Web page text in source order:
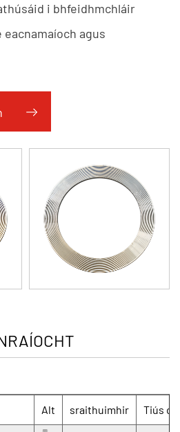
i bhfeidhmchláir
agus
Alt sraithuimhir Tiús